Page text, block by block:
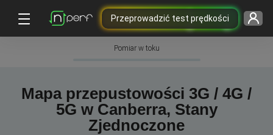
Przeprowadzić test prędkości
Pomiar w toku
Mapa przepustowości 3G / 4G /
5G w Canberra, Stany
Zjednoczone